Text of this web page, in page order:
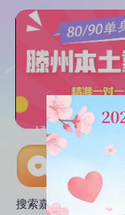
搜索嘉宾 线下活动